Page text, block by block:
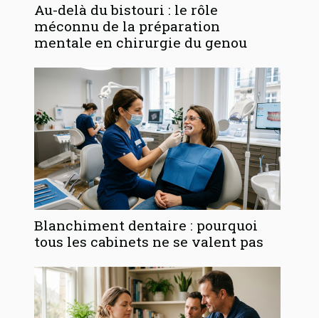
Au-delà du bistouri : le rôle
méconnu de la préparation
mentale en chirurgie du genou
Blanchiment dentaire : pourquoi
tous les cabinets ne se valent pas